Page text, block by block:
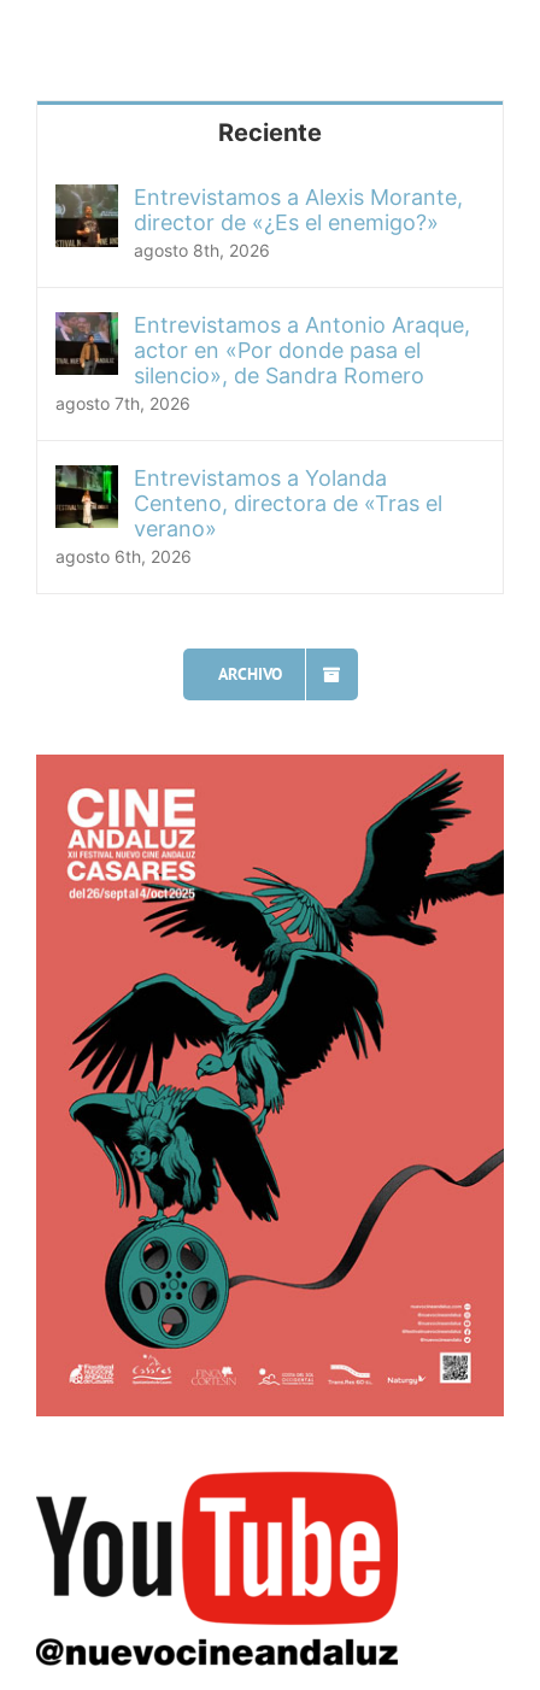
Reciente
Entrevistamos a Alexis Morante,
director de «¿Es el enemigo?»
agosto 8th, 2026
Entrevistamos a Antonio Araque,
actor en «Por donde pasa el
silencio», de Sandra Romero
agosto 7th, 2026
Entrevistamos a Yolanda
Centeno, directora de «Tras el
verano»
agosto 6th, 2026
ARCHIVO